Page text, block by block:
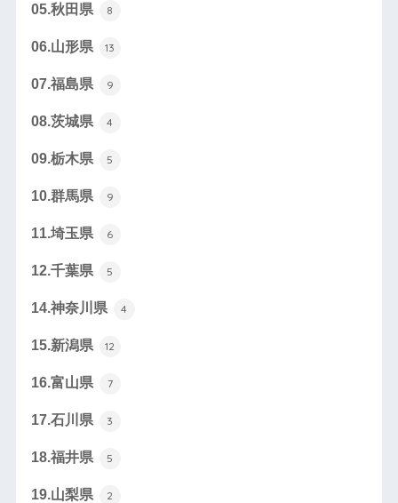
05.秋田県 8
06.山形県 13
07.福島県 9
08.茨城県 4
09.栃木県 5
10.群馬県 9
11.埼玉県 6
12.千葉県 5
14.神奈川県 4
15.新潟県 12
16.富山県 7
17.石川県 3
18.福井県 5
19.山梨県 2